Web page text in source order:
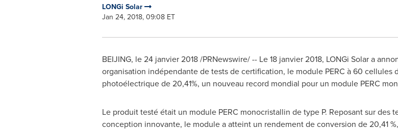
LONGi Solar
Jan 24, 2018, 09:08 ET
BEIJING, le 24 janvier 2018 /PRNewswire/ -- Le 18 janvier 2018, LONGi Solar a
organisation indépendante de tests de certification, le module PERC à 60
photoélectrique de 20,41%, un nouveau record mondial pour un module PERC
Le produit testé était un module PERC monocristallin de type P. Reposant sur des
conception innovante, le module a atteint un rendement de conversion de 20,41